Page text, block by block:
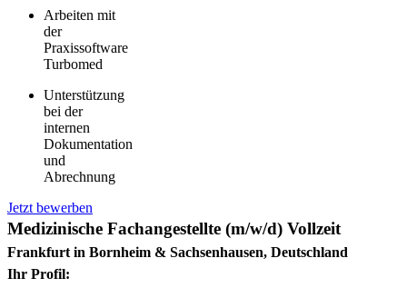
Arbeiten mit
der
Praxissoftware
Turbomed
Unterstützung
bei der
internen
Dokumentation
und
Abrechnung
Jetzt bewerben
Medizinische Fachangestellte (m/w/d) Vollzeit
Frankfurt in Bornheim & Sachsenhausen, Deutschland
Ihr Profil: